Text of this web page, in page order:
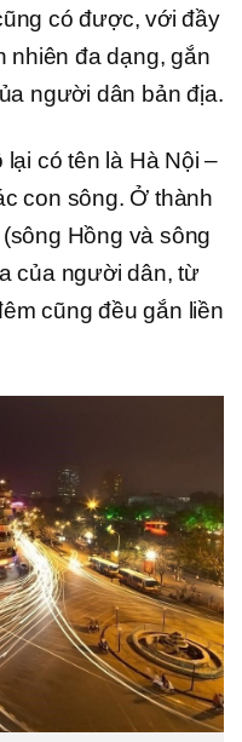
có được, với đầy
nhiên đa dạng, gắn
người dân bản địa.
có tên là Hà Nội –
con sông. Ở thành
Hồng và sông
của người dân, từ
cũng đều gắn liền